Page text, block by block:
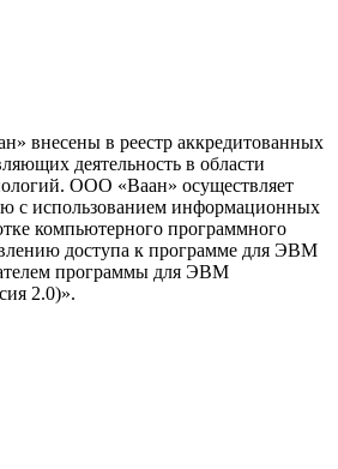
внесены в реестр аккредитованных
деятельность в области
ООО «Ваан» осуществляет
с использованием информационных
компьютерного программного
доступа к программе для ЭВМ
программы для ЭВМ
2.0)».